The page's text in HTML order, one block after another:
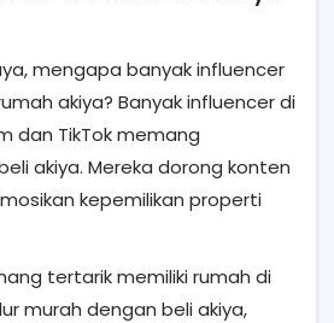
mengapa banyak influencer
akiya? Banyak influencer di
dan TikTok memang
akiya. Mereka dorong konten
kepemilikan properti
tertarik memiliki rumah di
murah dengan beli akiya,